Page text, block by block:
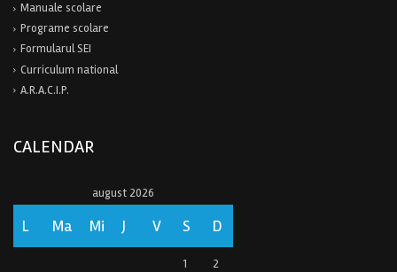
Manuale scolare
Programe scolare
Formularul SEI
Curriculum national
A.R.A.C.I.P.
CALENDAR
august 2026
L Ma Mi J V S D
1 2